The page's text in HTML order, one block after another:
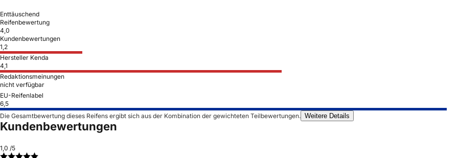
Enttäuschend
Reifenbewertung
4,0
Kundenbewertungen
1,2
Hersteller Kenda
4,1
Redaktionsmeinungen
nicht verfügbar
EU-Reifenlabel
6,5
Die Gesamtbewertung dieses Reifens ergibt sich aus der Kombination der gewichteten Teilbewertungen. Weitere Details
Kundenbewertungen
1,0 /5